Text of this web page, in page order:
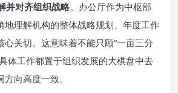
并对齐组织战略。办公厅作为中枢部
地理解机构的整体战略规划、年度工作
心关切。这意味着不能只顾“一亩三分
体工作都置于组织发展的大棋盘中去
向高度一致。